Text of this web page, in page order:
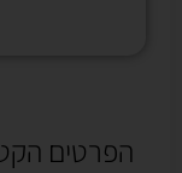
הפרטים